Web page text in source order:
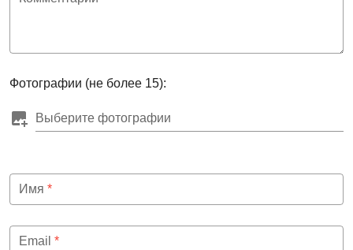
Фотографии (не более 15):
Выберите фотографии
Имя *
Email *